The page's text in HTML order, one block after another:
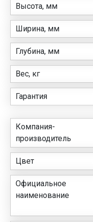
Высота, мм
Ширина, мм
Глубина, мм
Вес, кг
Гарантия
Компания-
производитель
Цвет
Официальное
наименование